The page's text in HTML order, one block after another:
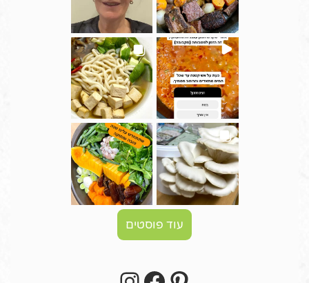
עוד פוסטים
Pinterest
Facebook